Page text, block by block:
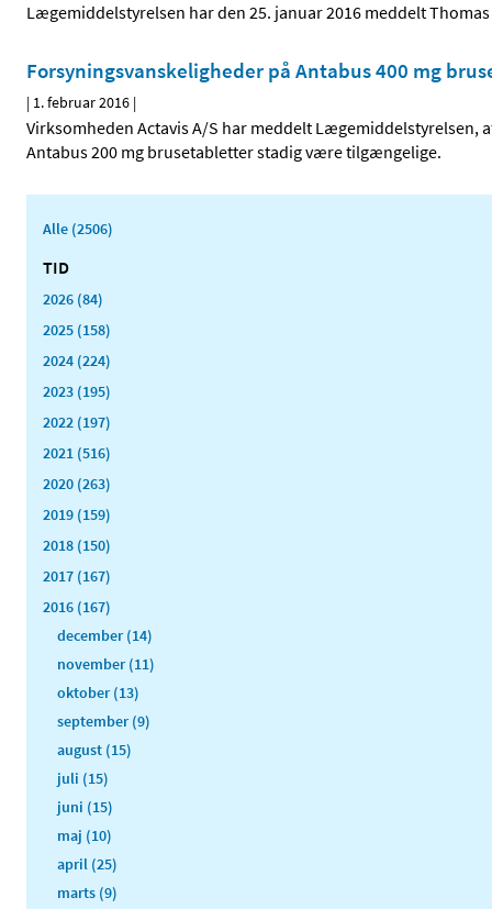
Lægemiddelstyrelsen har den 25. januar 2016 meddelt
Forsyningsvanskeligheder på Antabus 400 mg
| 1. februar 2016 |
Virksomheden Actavis A/S har meddelt Lægemiddelstyrelsen,
Antabus 200 mg brusetabletter stadig være tilgængelige.
Alle (2506)
TID
2026 (84)
2025 (158)
2024 (224)
2023 (195)
2022 (197)
2021 (516)
2020 (263)
2019 (159)
2018 (150)
2017 (167)
2016 (167)
december (14)
november (11)
oktober (13)
september (9)
august (15)
juli (15)
juni (15)
maj (10)
april (25)
marts (9)